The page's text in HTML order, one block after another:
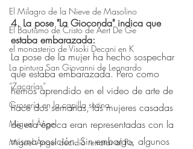
El Milagro de la Nieve de Masolino
El Bautismo de Cristo de Aert De Ge
el monasterio de Visoki Decani en K
La pintura San Giovanni de Leonardo
“Zacarías”
Grosería en la capilla sixtina
Miguel Ángel
Miguel Ángel decidió retratar al Pa
4. La pose "La Gioconda" indica que
estaba embarazada:⠀
La pose de la mujer ha hecho sospechar
que estaba embarazada. Pero como
hemos aprendido en el video de arte de
hace dos semanas, las mujeres casadas
de esa época eran representadas con la
misma posición. Sin embargo, algunos